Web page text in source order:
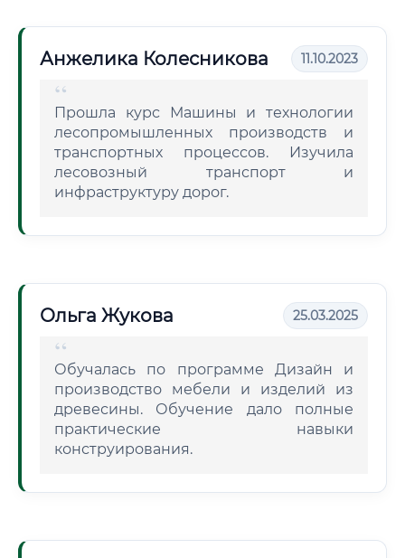
Анжелика Колесникова 11.10.2023
Прошла курс Машины и технологии
лесопромышленных производств и
транспортных процессов. Изучила
лесовозный транспорт и
инфраструктуру дорог.
Ольга Жукова 25.03.2025
Обучалась по программе Дизайн и
производство мебели и изделий из
древесины. Обучение дало полные
практические навыки
конструирования.